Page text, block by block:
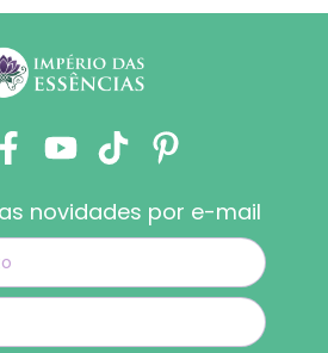
novidades por e-mail